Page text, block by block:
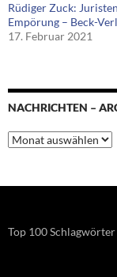
Rüdiger Zuck:
Empörung – Beck-
17. Februar 2021
NACHRICHTEN –
Nachrichten
–
Top 100 Schlagwörter